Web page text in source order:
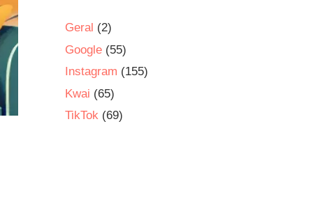
Geral (2)
Google(55)
Instagram (155)
Kwai (65)
TikTok(69)